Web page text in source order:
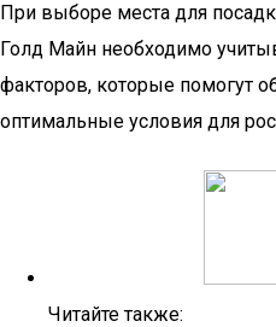
При выборе места для
Голд Майн необходимо
факторов, которые помогут
оптимальные условия для
Читайте также: